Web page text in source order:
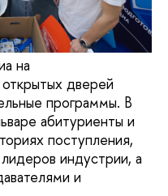
на
дверей
программы. В
абитуриенты и
поступления,
индустрии, а
и